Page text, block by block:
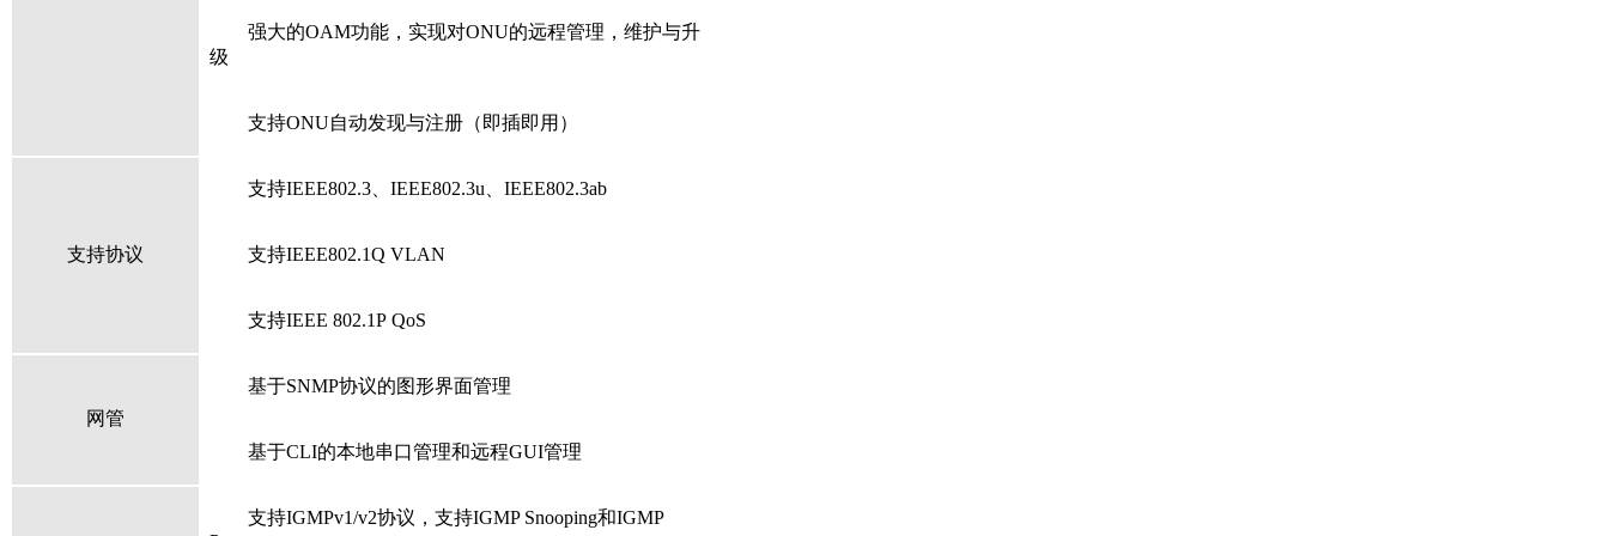
强大的OAM功能，实现对ONU的远程管理，维护与升
级
支持ONU自动发现与注册（即插即用）
支持协议
支持IEEE802.3 IEEE802.3u IEEE802.3ab
支持IEEE802.1Q VLAN
支持IEEE 802.1P QoS
网管
基于SNMP协议的图形界面管理
基于CLI的本地串口管理和远程GUI管理
支持IGMPv1/v2协议，支持IGMP Snooping和IGMP